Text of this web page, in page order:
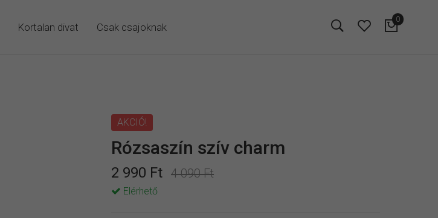
Kortalan divat Csak csajoknak
0
AKCIÓ!
Rózsaszín szív charm
2 990 Ft 4 090 Ft
Elérhető